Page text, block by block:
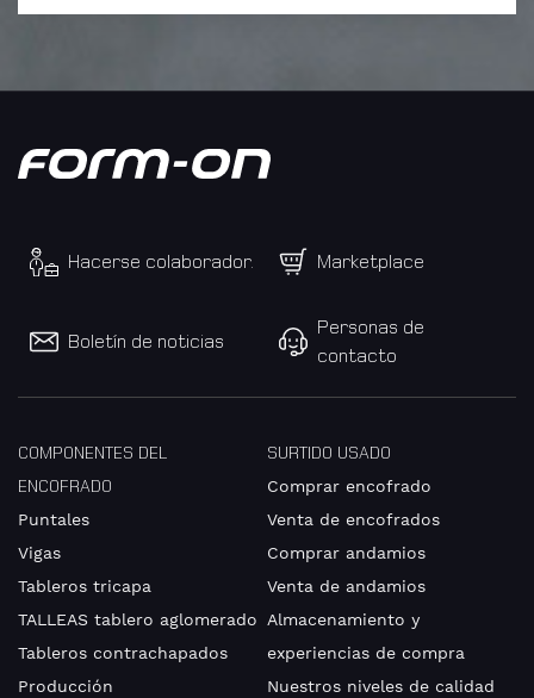
Hacerse colaborador. Marketplace
Boletín de noticias
Personas de
contacto
COMPONENTES DEL
ENCOFRADO
Puntales
Vigas
Tableros tricapa
TALLEAS tablero aglomerado
Tableros contrachapados
Producción
SURTIDO USADO
Comprar encofrado
Venta de encofrados
Comprar andamios
Venta de andamios
Almacenamiento y
experiencias de compra
Nuestros niveles de calidad
para
on:
Datos
de
contacto.
GéneroSeñor
Señora